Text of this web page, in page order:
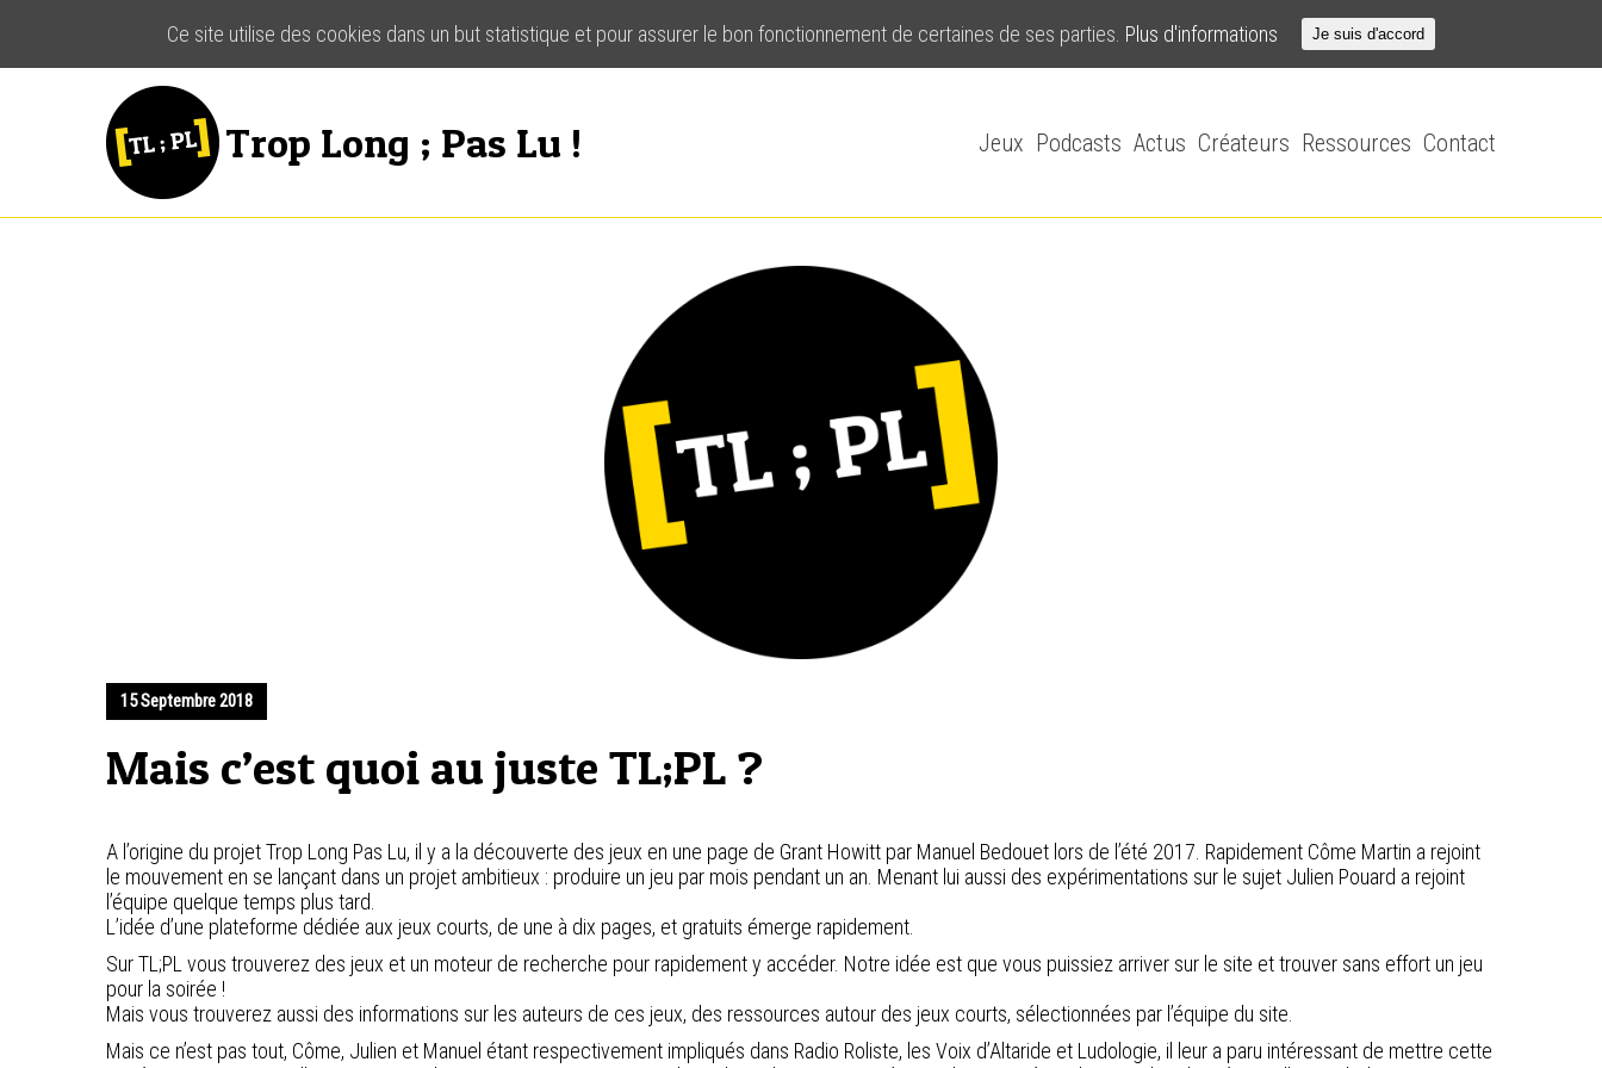
Trop Long ; Pas Lu ! Jeux Podcasts Actus Créateurs Ressources Contact
15 Septembre 2018
Mais c’est quoi au juste TL;PL ?
A l’origine du projet Trop Long Pas Lu, il y a la découverte des jeux en une page de Grant Howitt par Manuel Bedouet lors de l’été 2017. Rapidement Côme Martin a rejoint
le mouvement en se lançant dans un projet ambitieux : produire un jeu par mois pendant un an. Menant lui aussi des expérimentations sur le sujet Julien Pouard a rejoint
l’équipe quelque temps plus tard.
L’idée d’une plateforme dédiée aux jeux courts, de une à dix pages, et gratuits émerge rapidement.
Sur TL;PL vous trouverez des jeux et un moteur de recherche pour rapidement y accéder. Notre idée est que vous puissiez arriver sur le site et trouver sans effort un jeu
pour la soirée !
Mais vous trouverez aussi des informations sur les auteurs de ces jeux, des ressources autour des jeux courts, sélectionnées par l’équipe du site.
Mais ce n’est pas tout, Côme, Julien et Manuel étant respectivement impliqués dans Radio Roliste, les Voix d’Altaride et Ludologie, il leur a paru intéressant de mettre cette
Ce site utilise des cookies dans un but statistique et pour assurer le bon fonctionnement de certaines de ses parties. Plus d'informations Je suis d'accord